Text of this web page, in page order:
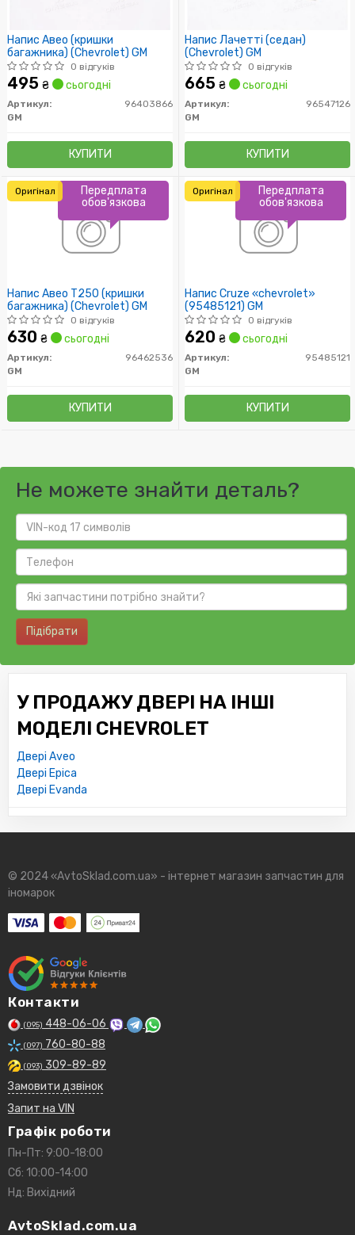
Напис Авео (кришки
багажника) (Chevrolet) GM
0 відгуків
495 ₴ сьогодні
Артикул:
96403866
GM
КУПИТИ
Напис Лачетті (седан)
(Chevrolet) GM
0 відгуків
665 ₴ сьогодні
Артикул:
96547126
GM
КУПИТИ
Напис Авео Т250 (кришки
багажника) (Chevrolet) GM
0 відгуків
630 ₴ сьогодні
Артикул:
96462536
GM
КУПИТИ
Передплата
обов'язкова
Оригінал
Напис Cruze «chevrolet»
(95485121) GM
0 відгуків
620 ₴ сьогодні
Артикул:
95485121
GM
КУПИТИ
Передплата
обов'язкова
Оригінал
Не можете знайти деталь?
Підібрати
У ПРОДАЖУ ДВЕРІ НА ІНШІ
МОДЕЛІ CHEVROLET
Двері Aveo
Двері Epica
Двері Evanda
© 2024 «AvtoSklad.com.ua» - інтернет магазин запчастин для
іномарок
Контакти
(095) 448-06-06
(097) 760-80-88
(093) 309-89-89
Замовити дзвінок
Запит на VIN
Графік роботи
Пн-Пт: 9:00-18:00
Сб: 10:00-14:00
Нд: Вихідний
AvtoSklad.com.ua